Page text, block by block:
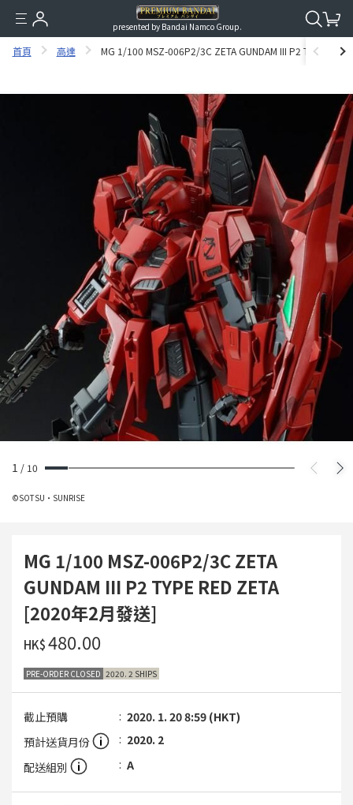
presented by Bandai Namco Group.
首頁 高達 MG 1/100 MSZ-006P2/3C ZETA GUNDAM III P2 TYPE
1 / 10
©SOTSU・SUNRISE
MG 1/100 MSZ-006P2/3C ZETA
GUNDAM III P2 TYPE RED ZETA
[2020年2月發送]
HK$‌480.00
PRE-ORDER CLOSED 2020. 2 SHIPS
截止預購
2020. 1. 20 8:59 (HKT)
預計送貨月份
2020. 2
配送組別
A